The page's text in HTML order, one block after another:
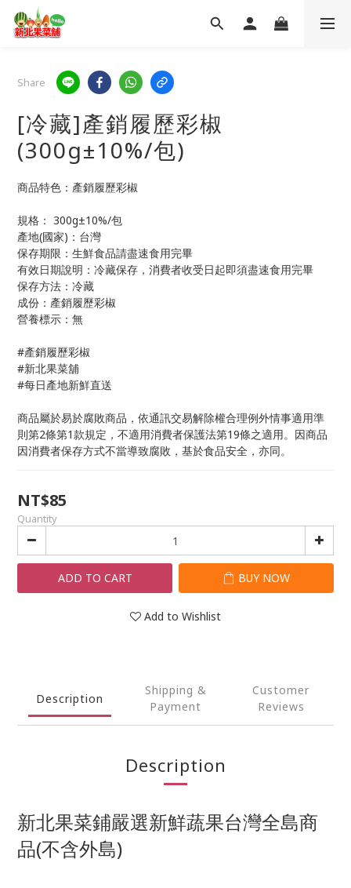
Share
[冷藏]產銷履歷彩椒
(300g±10%/包)
商品特色：產銷履歷彩椒
規格： 300g±10%/包
產地(國家)：台灣
保存期限：生鮮食品請盡速食用完畢
有效日期說明：冷藏保存，消費者收受日起即須盡速食用完畢
保存方法：冷藏
成份：產銷履歷彩椒
營養標示：無
#產銷履歷彩椒
#新北果菜舖
#每日產地新鮮直送
商品屬於易於腐敗商品，依通訊交易解除權合理例外情事適用準
則第2條第1款規定，不適用消費者保護法第19條之適用。因商品
因消費者保存方式不當導致腐敗，基於食品安全，亦同。
NT$85
Quantity
ADD TO CART BUY NOW
Add to Wishlist
Description
Shipping &
Payment
Customer
Reviews
Description
新北果菜鋪嚴選新鮮蔬果台灣全島商
品(不含外島)